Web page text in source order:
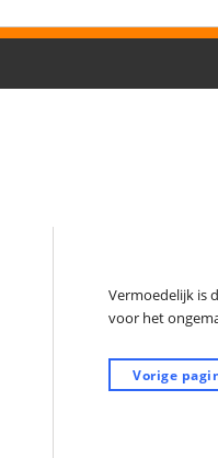
Vermoedelijk is
voor het
Vorige